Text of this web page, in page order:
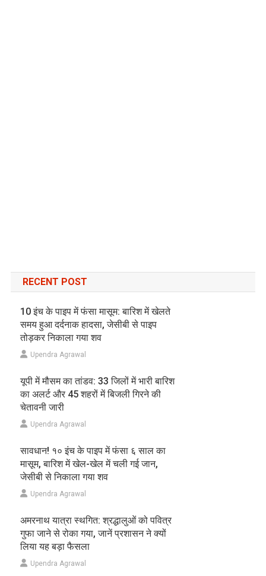
RECENT POST
10 इंच के पाइप में फंसा मासूम: बारिश में खेलते
समय हुआ दर्दनाक हादसा, जेसीबी से पाइप
तोड़कर निकाला गया शव
Upendra Agrawal
यूपी में मौसम का तांडव: 33 जिलों में भारी बारिश
का अलर्ट और 45 शहरों में बिजली गिरने की
चेतावनी जारी
Upendra Agrawal
सावधान! १० इंच के पाइप में फंसा ६ साल का
मासूम, बारिश में खेल-खेल में चली गई जान,
जेसीबी से निकाला गया शव
Upendra Agrawal
अमरनाथ यात्रा स्थगित: श्रद्धालुओं को पवित्र
गुफा जाने से रोका गया, जानें प्रशासन ने क्यों
लिया यह बड़ा फैसला
Upendra Agrawal